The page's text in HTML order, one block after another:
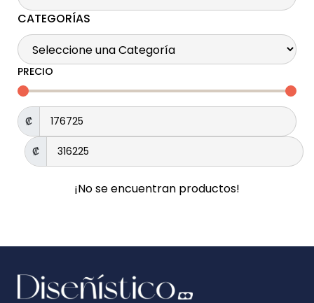
CATEGORÍAS
PRECIO
₡
₡
¡No se encuentran productos!